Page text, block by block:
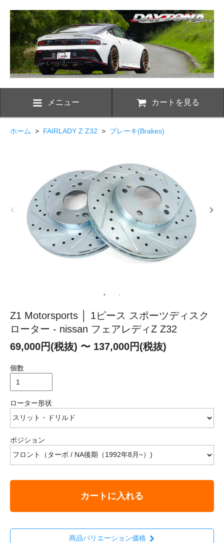
メニュー カートを見る
ホーム > FAIRLADY Z Z32 > ブレーキ(Brakes)
Z1 Motorsports │ 1ピース スポーツディスク
ローター - nissan フェアレディZ Z32
69,000円(税抜) 〜 137,000円(税抜)
個数
ローター形状
ポジション
カートに入れる
商品バリエーション価格